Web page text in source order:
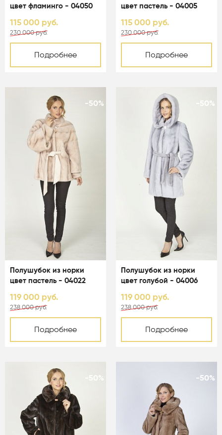
цвет фламинго - 04050
115 000 руб.
230 000 руб.
Подробнее
цвет пастель - 04005
115 000 руб.
230 000 руб.
Подробнее
-50%
Полушубок из норки
цвет пастель - 04022
119 000 руб.
238 000 руб.
Подробнее
-50%
Полушубок из норки
цвет голубой - 04006
119 000 руб.
238 000 руб.
Подробнее
-50% -50%